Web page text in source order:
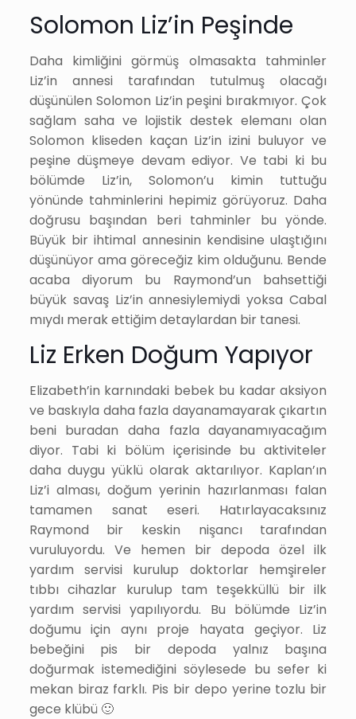
Solomon Liz’in Peşinde
Daha kimliğini görmüş olmasakta tahminler
Liz’in annesi tarafından tutulmuş olacağı
düşünülen Solomon Liz’in peşini bırakmıyor. Çok
sağlam saha ve lojistik destek elemanı olan
Solomon kliseden kaçan Liz’in izini buluyor ve
peşine düşmeye devam ediyor. Ve tabi ki bu
bölümde Liz’in, Solomon’u kimin tuttuğu
yönünde tahminlerini hepimiz görüyoruz. Daha
doğrusu başından beri tahminler bu yönde.
Büyük bir ihtimal annesinin kendisine ulaştığını
düşünüyor ama göreceğiz kim olduğunu. Bende
acaba diyorum bu Raymond’un bahsettiği
büyük savaş Liz’in annesiylemiydi yoksa Cabal
mıydı merak ettiğim detaylardan bir tanesi.
Liz Erken Doğum Yapıyor
Elizabeth’in karnındaki bebek bu kadar aksiyon
ve baskıyla daha fazla dayanamayarak çıkartın
beni buradan daha fazla dayanamıyacağım
diyor. Tabi ki bölüm içerisinde bu aktiviteler
daha duygu yüklü olarak aktarılıyor. Kaplan’ın
Liz’i alması, doğum yerinin hazırlanması falan
tamamen sanat eseri. Hatırlayacaksınız
Raymond bir keskin nişancı tarafından
vuruluyordu. Ve hemen bir depoda özel ilk
yardım servisi kurulup doktorlar hemşireler
tıbbı cihazlar kurulup tam teşekküllü bir ilk
yardım servisi yapılıyordu. Bu bölümde Liz’in
doğumu için aynı proje hayata geçiyor. Liz
bebeğini pis bir depoda yalnız başına
doğurmak istemediğini söylesede bu sefer ki
mekan biraz farklı. Pis bir depo yerine tozlu bir
gece klübü 🙂